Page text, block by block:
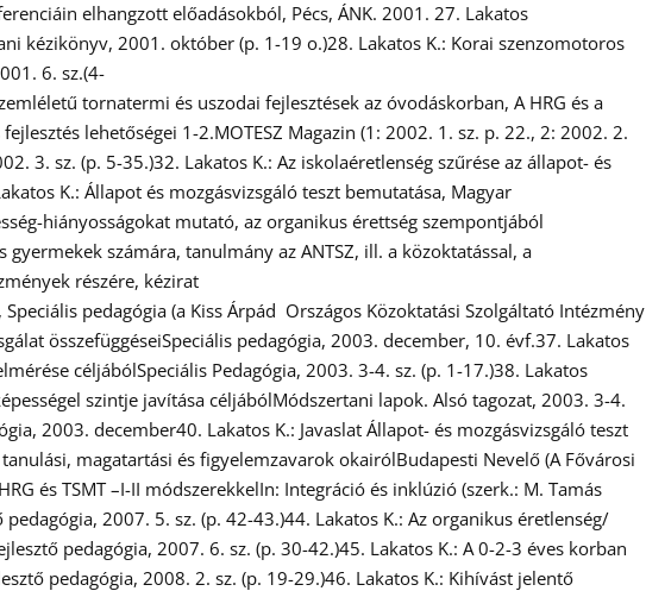
elhangzott előadásokból, Pécs, ÁNK. 2001. 27. Lakatos
kézikönyv, 2001. október (p. 1-19 o.)28. Lakatos K.: Korai szenzomotoros
6. sz.(4-
tornatermi és uszodai fejlesztések az óvodáskorban, A HRG és a
lehetőségei 1-2.MOTESZ Magazin (1: 2002. 1. sz. p. 22., 2: 2002. 2.
3. sz. (p. 5-35.)32. Lakatos K.: Az iskolaéretlenség szűrése az állapot- és
K.: Állapot és mozgásvizsgáló teszt bemutatása, Magyar
hiányosságokat mutató, az organikus érettség szempontjából
számára, tanulmány az ANTSZ, ill. a közoktatással, a
részére, kézirat
pedagógia (a Kiss Árpád Országos Közoktatási Szolgáltató Intézmény
összefüggéseiSpeciális pedagógia, 2003. december, 10. évf.37. Lakatos
céljábólSpeciális Pedagógia, 2003. 3-4. sz. (p. 1-17.)38. Lakatos
szintje javítása céljábólMódszertani lapok. Alsó tagozat, 2003. 3-4.
2003. december40. Lakatos K.: Javaslat Állapot- és mozgásvizsgáló teszt
magatartási és figyelemzavarok okairólBudapesti Nevelő (A Fővárosi
és TSMT –I-II módszerekkelIn: Integráció és inklúzió (szerk.: M. Tamás
2007. 5. sz. (p. 42-43.)44. Lakatos K.: Az organikus éretlenség/
pedagógia, 2007. 6. sz. (p. 30-42.)45. Lakatos K.: A 0-2-3 éves korban
pedagógia, 2008. 2. sz. (p. 19-29.)46. Lakatos K.: Kihívást jelentő